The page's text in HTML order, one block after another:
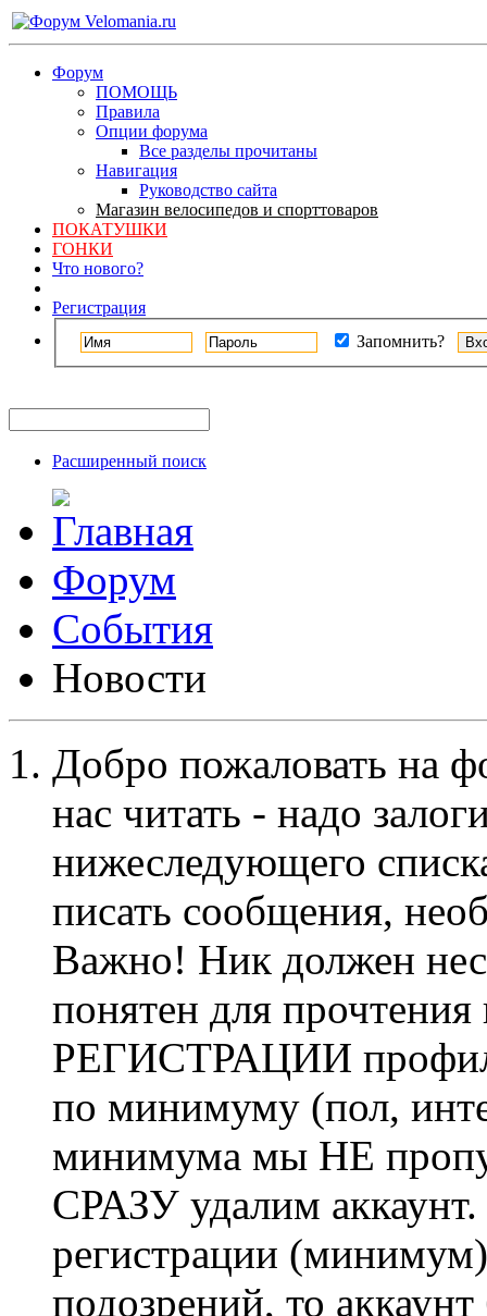
Форум
ПОМОЩЬ
Правила
Опции форума
Все разделы прочитаны
Навигация
Руководство сайта
Магазин велосипедов и спорттоваров
ПОКАТУШКИ
ГОНКИ
Что нового?
Регистрация
Запомнить?
Расширенный поиск
Форум
События
Новости
Добро пожаловать на
нас читать - надо
нижеследующего
писать сообщения,
Важно! Ник должен
понятен для
РЕГИСТРАЦИИ профиль
по минимуму (пол,
минимума мы НЕ
СРАЗУ удалим
регистрации
подозрений, то